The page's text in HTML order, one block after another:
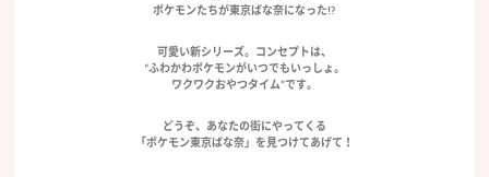
ポケモンたちが東京ばな奈になった!?
可愛い新シリーズ。コンセプトは、
“ふわかわポケモンがいつでもいっしょ。
ワクワクおやつタイム”です。
どうぞ、あなたの街にやってくる
「ポケモン東京ばな奈」を見つけてあげて！